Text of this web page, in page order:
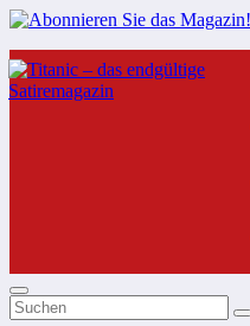
Zum
Inhalt
springen